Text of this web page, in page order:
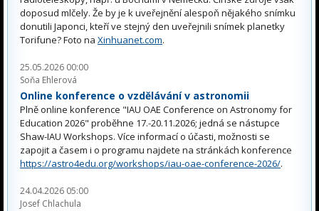
doposud mlčely. Že by je k uveřejnění alespoň nějakého snímku
donutili Japonci, kteří ve stejný den uveřejnili snímek planetky
Torifune? Foto na Xinhuanet.com.
25.05.2026 00:00
Soňa Ehlerová
Online konference o vzdělávání v astronomii
Plně online konference "IAU OAE Conference on Astronomy for
Education 2026" proběhne 17.-20.11.2026; jedná se nástupce
Shaw-IAU Workshops. Více informací o účasti, možnosti se
zapojit a časem i o programu najdete na stránkách konference
https://astro4edu.org/workshops/iau-oae-conference-2026/.
24.04.2026 05:00
Josef Chlachula